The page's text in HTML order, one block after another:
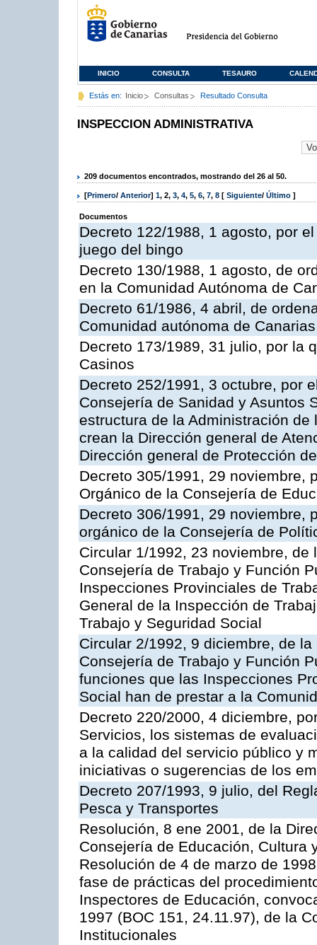
INICIO CONSULTA TESAURO
Estás en: Inicio Consultas Resultado Consulta
INSPECCION ADMINISTRATIVA
209 documentos encontrados, mostrando del 26 al 50.
[Primero/ Anterior] 1, 2, 3, 4, 5, 6, 7, 8 [ Siguiente/ Último ]
Documentos
Decreto 122/1988, 1 agosto, por
juego del bingo
Decreto 130/1988, 1 agosto, de
en la Comunidad Autónoma de
Decreto 61/1986, 4 abril, de
Comunidad autónoma de Canarias
Decreto 173/1989, 31 julio, por la
Casinos
Decreto 252/1991, 3 octubre, por
Consejería de Sanidad y Asuntos
estructura de la Administración
crean la Dirección general de
Dirección general de Protección
Decreto 305/1991, 29 noviembre,
Orgánico de la Consejería de
Decreto 306/1991, 29 noviembre,
orgánico de la Consejería de
Circular 1/1992, 23 noviembre,
Consejería de Trabajo y Función
Inspecciones Provinciales de
General de la Inspección de
Trabajo y Seguridad Social
Circular 2/1992, 9 diciembre, de
Consejería de Trabajo y Función
funciones que las Inspecciones
Social han de prestar a la
Decreto 220/2000, 4 diciembre,
Servicios, los sistemas de
a la calidad del servicio público y
iniciativas o sugerencias de los
Decreto 207/1993, 9 julio, del
Pesca y Transportes
Resolución, 8 ene 2001, de la
Consejería de Educación, Cultura
Resolución de 4 de marzo de
fase de prácticas del
Inspectores de Educación,
1997 (BOC 151, 24.11.97), de la
Institucionales